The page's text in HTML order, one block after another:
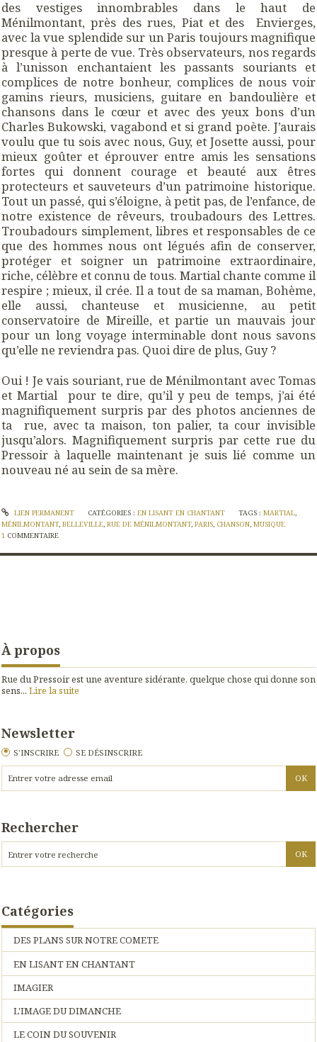
des vestiges innombrables dans le haut de
Ménilmontant, près des rues, Piat et des Envierges,
avec la vue splendide sur un Paris toujours magnifique
presque à perte de vue. Très observateurs, nos regards
à l’unisson enchantaient les passants souriants et
complices de notre bonheur, complices de nous voir
gamins rieurs, musiciens, guitare en bandoulière et
chansons dans le cœur et avec des yeux bons d’un
Charles Bukowski, vagabond et si grand poète. J’aurais
voulu que tu sois avec nous, Guy, et Josette aussi, pour
mieux goûter et éprouver entre amis les sensations
fortes qui donnent courage et beauté aux êtres
protecteurs et sauveteurs d’un patrimoine historique.
Tout un passé, qui s’éloigne, à petit pas, de l’enfance, de
notre existence de rêveurs, troubadours des Lettres.
Troubadours simplement, libres et responsables de ce
que des hommes nous ont légués afin de conserver,
protéger et soigner un patrimoine extraordinaire,
riche, célèbre et connu de tous. Martial chante comme il
respire ; mieux, il crée. Il a tout de sa maman, Bohème,
elle aussi, chanteuse et musicienne, au petit
conservatoire de Mireille, et partie un mauvais jour
pour un long voyage interminable dont nous savons
qu’elle ne reviendra pas. Quoi dire de plus, Guy ?
Oui ! Je vais souriant, rue de Ménilmontant avec Tomas
et Martial pour te dire, qu’il y peu de temps, j’ai été
magnifiquement surpris par des photos anciennes de
ta rue, avec ta maison, ton palier, ta cour invisible
jusqu’alors. Magnifiquement surpris par cette rue du
Pressoir à laquelle maintenant je suis lié comme un
nouveau né au sein de sa mère.
LIEN PERMANENT CATÉGORIES : EN LISANT EN CHANTANT TAGS :MARTIAL,
MÉNILMONTANT, BELLEVILLE, RUE DE MÉNILMONTANT, PARIS, CHANSON, MUSIQUE
1 COMMENTAIRE
À propos
Rue du Pressoir est une aventure sidérante, quelque chose qui donne son
sens... Lire la suite
Newsletter
S'INSCRIRE SE DÉSINSCRIRE
Rechercher
Catégories
DES PLANS SUR NOTRE COMETE
EN LISANT EN CHANTANT
IMAGIER
L'IMAGE DU DIMANCHE
LE COIN DU SOUVENIR